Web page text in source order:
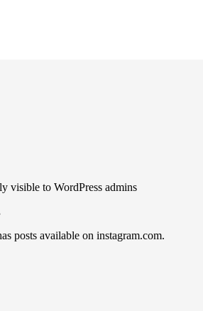
visible to WordPress admins
posts available on instagram.com.